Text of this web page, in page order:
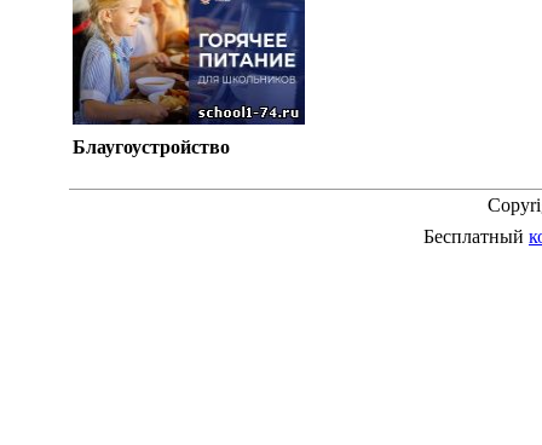
Блаугоустройство
Бесплатный